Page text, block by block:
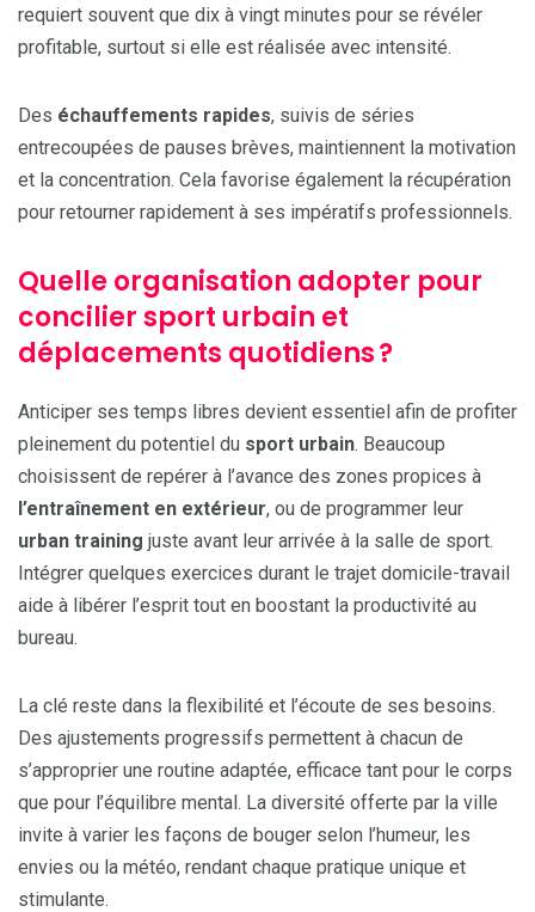
requiert souvent que dix à vingt minutes pour se révéler
profitable, surtout si elle est réalisée avec intensité.
Des échauffements rapides, suivis de séries
entrecoupées de pauses brèves, maintiennent la motivation
et la concentration. Cela favorise également la récupération
pour retourner rapidement à ses impératifs professionnels.
Quelle organisation adopter pour
concilier sport urbain et
déplacements quotidiens ?
Anticiper ses temps libres devient essentiel afin de profiter
pleinement du potentiel du sport urbain. Beaucoup
choisissent de repérer à l’avance des zones propices à
l’entraînement en extérieur, ou de programmer leur
urban training juste avant leur arrivée à la salle de sport.
Intégrer quelques exercices durant le trajet domicile-travail
aide à libérer l’esprit tout en boostant la productivité au
bureau.
La clé reste dans la flexibilité et l’écoute de ses besoins.
Des ajustements progressifs permettent à chacun de
s’approprier une routine adaptée, efficace tant pour le corps
que pour l’équilibre mental. La diversité offerte par la ville
invite à varier les façons de bouger selon l’humeur, les
envies ou la météo, rendant chaque pratique unique et
stimulante.